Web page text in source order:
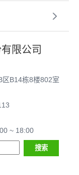
限公司
区B14栋8楼802室
~ 18:00